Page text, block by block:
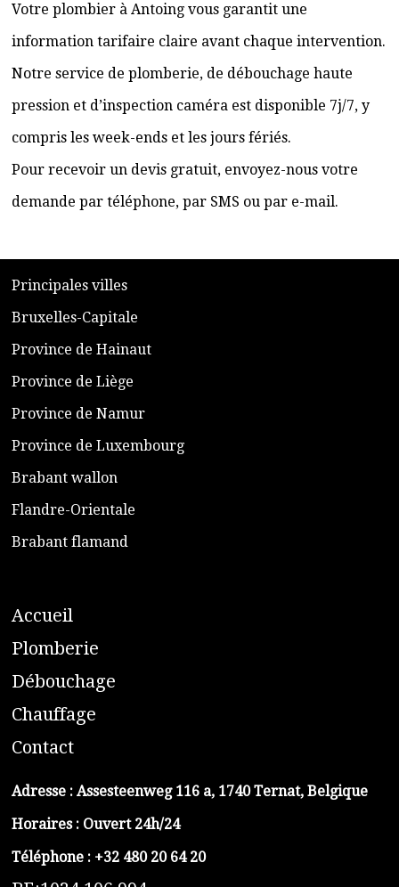
Votre plombier à Antoing vous garantit une
information tarifaire claire avant chaque intervention.
Notre service de plomberie, de débouchage haute
pression et d’inspection caméra est disponible 7j/7, y
compris les week-ends et les jours fériés.
Pour recevoir un devis gratuit, envoyez-nous votre
demande par téléphone, par SMS ou par e-mail.
​Principales villes
​Bruxelles-Capitale
​Province de Hainaut
Province de Liège
​Province de Namur
​Province de Luxembourg
​Brabant wallon
​Flandre-Orientale
​Brabant flamand
Accueil
​Plomberie
Débouchage
Chauffage
Contact
Adresse : Assesteenweg 116 a, 1740 Ternat, Belgique
Horaires : Ouvert 24h/24
Téléphone : +32 480 20 64 20